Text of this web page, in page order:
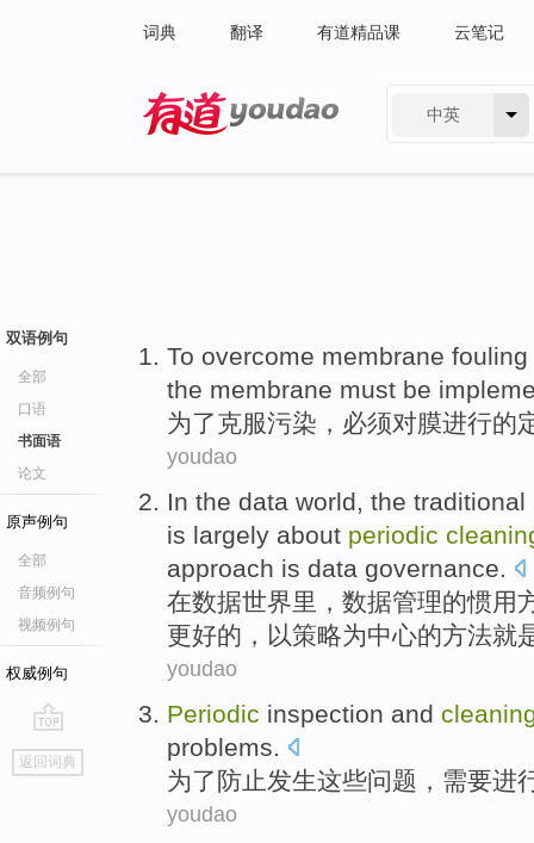
词典 翻译 有道精品课 云笔记
中英
双语例句
全部
口语
书面语
论文
原声例句
全部
音频例句
视频例句
权威例句
go
top
返回词典
To overcome membrane
the membrane must be
为了克服污染 ， 必须对膜进行的
youdao
In the data world, the traditional
is largely about periodic
approach is data governance.
在数据世界里 ，数据管理的惯用
更好的，以策略为中心的方法就
youdao
Periodic inspection and
problems
为了 防止发生这些问题 ， 需要进
youdao